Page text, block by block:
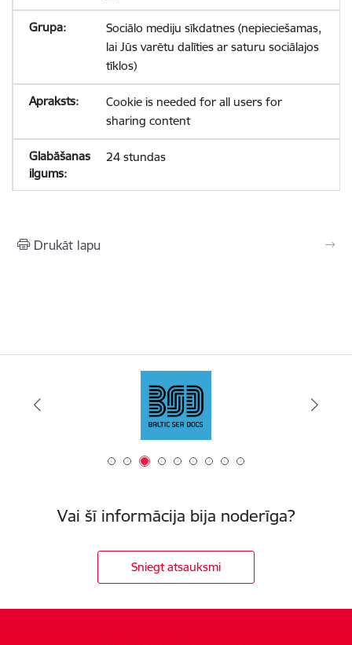
Sociālo mediju sīkdatnes (nepieciešamas,
lai Jūs varētu dalīties ar saturu sociālajos
tīklos)
Cookie is needed for all users for
sharing content
24 stundas
Drukāt lapu
Vai šī informācija bija noderīga?
Sniegt atsauksmi